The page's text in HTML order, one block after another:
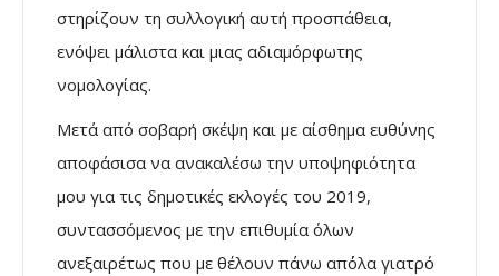
στηρίζουν τη συλλογική αυτή προσπάθεια,
ενόψει μάλιστα και μιας αδιαμόρφωτης
νομολογίας.
Μετά από σοβαρή σκέψη και με αίσθημα ευθύνης
αποφάσισα να ανακαλέσω την υποψηφιότητα
μου για τις δημοτικές εκλογές του 2019,
συντασσόμενος με την επιθυμία όλων
ανεξαιρέτως που με θέλουν πάνω απ΄όλα γιατρό